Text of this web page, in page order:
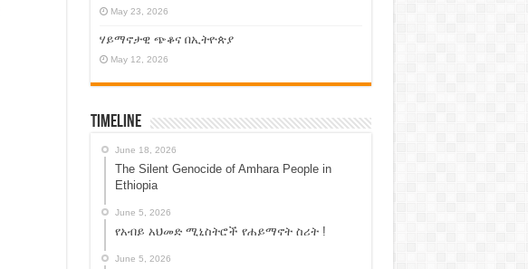
May 23, 2026
ሃይማኖታዊ ጭቆና በኢትዮጵያ
May 12, 2026
Timeline
June 18, 2026
The Silent Genocide of Amhara People in
Ethiopia
June 5, 2026
የአብይ አህመድ ሚኒስትሮች የሐይማኖት ስሪት !
June 5, 2026